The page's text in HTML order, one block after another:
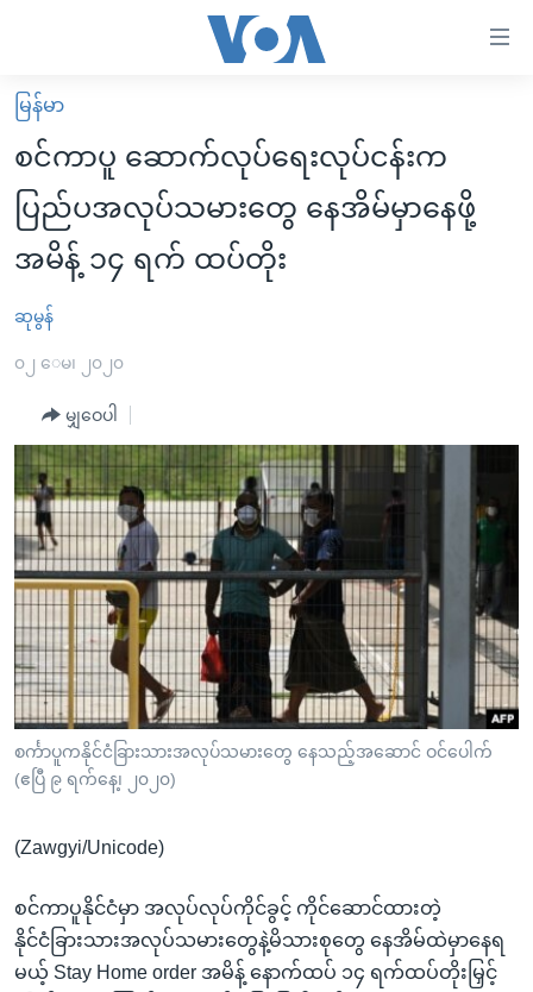
လွယ်ကူ
စေ
သည့်
Link
များ
ပင်မ
ကျော်
ကြည့်
ရန်
ပင်မ
အ
ညွန်း
စာမျက်နှာ
သို့
ကျော်
ကြည့်
ရန်
ရှာဖွေ
သို့
ကျော်
ရန်
မူလစာမျက်နှာ
မြန်မာ
ကမ္ဘာ့သတင်းများ
နိုင်ငံတကာ
အစ္စရေး-ပါလက်စတိုင်း
ဗွီဒီယို
အင်္ဂလိပ်စာလေ့လာမယ်
အမေရိကန်သုံးအီဒီယံ
မကြေးမုံရဲ့ အင်္ဂလိပ်စာ
ရုပ်ရှင်ထဲက အင်္ဂလိပ်စာ
သုတပဒေသာ အင်္ဂလိပ်စာ
အပတ်စဉ်ကဏ္ဍများ
ရေဒီယို
တီဗွီ
ရေဒီယိုနှင့်ရုပ်သံ အချက်အလက်များ
ရေဒီယို/တီဗွီအစီအစဉ်
Learning English
ဗွီအိုအေ လူမှုကွန်ယက်များ
ဘာသာစကားများ
မြန်မာ
စင်ကာပူ ဆောက်လုပ်ရေးလုပ်ငန်းက
ပြည်ပအလုပ်သမားတွေ နေအိမ်မှာနေဖို့
အမိန့် ၁၄ ရက် ထပ်တိုး
ဆုမွန်
၀၂ ေမ၊ ၂၀၂၀
မျှဝေပါ
စင်္ကာပူကနိုင်ငံခြားသားအလုပ်သမားတွေ နေသည့်အဆောင် ဝင်ပေါက်
(ဧပြီ ၉ ရက်နေ့၊ ၂၀၂၀)
(Zawgyi/Unicode)
စင်ကာပူနိုင်ငံမှာ အလုပ်လုပ်ကိုင်ခွင့် ကိုင်ဆောင်ထားတဲ့
နိုင်ငံခြားသားအလုပ်သမားတွေနဲ့မိသားစုတွေ နေအိမ်ထဲမှာနေရ
မယ့် Stay Home order အမိန့် နောက်ထပ် ၁၄ ရက်ထပ်တိုးမြှင့်